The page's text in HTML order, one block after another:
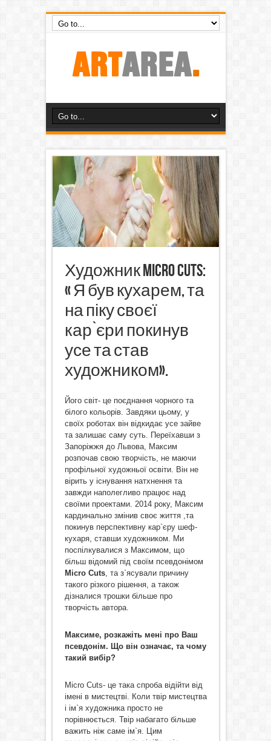
Художник Micro Cuts:
« Я був кухарем, та
на піку своєї
кар`єри покинув
усе та став
художником».
Його світ- це поєднання чорного та
білого кольорів. Завдяки цьому, у
своїх роботах він відкидає усе зайве
та залишає саму суть. Переїхавши з
Запоріжжя до Львова, Максим
розпочав свою творчість, не маючи
профільної художньої освіти. Він не
вірить у існування натхнення та
завжди наполегливо працює над
своїми проектами. 2014 року, Максим
кардинально змінив своє життя ,та
покинув перспективну кар`єру шеф-
кухаря, ставши художником. Ми
поспілкувалися з Максимом, що
більш відомий під своїм псевдонімом
Micro Cuts, та з`ясували причину
такого різкого рішення, а також
дізналися трошки більше про
творчість автора.
Максиме, розкажіть мені про Ваш
псевдонім. Що він означає, та чому
такий вибір?
Micro Cuts- це така спроба відійти від
імені в мистецтві. Коли твір мистецтва
і ім`я художника просто не
порівнюється. Твір набагато більше
важить ніж саме ім`я. Цим